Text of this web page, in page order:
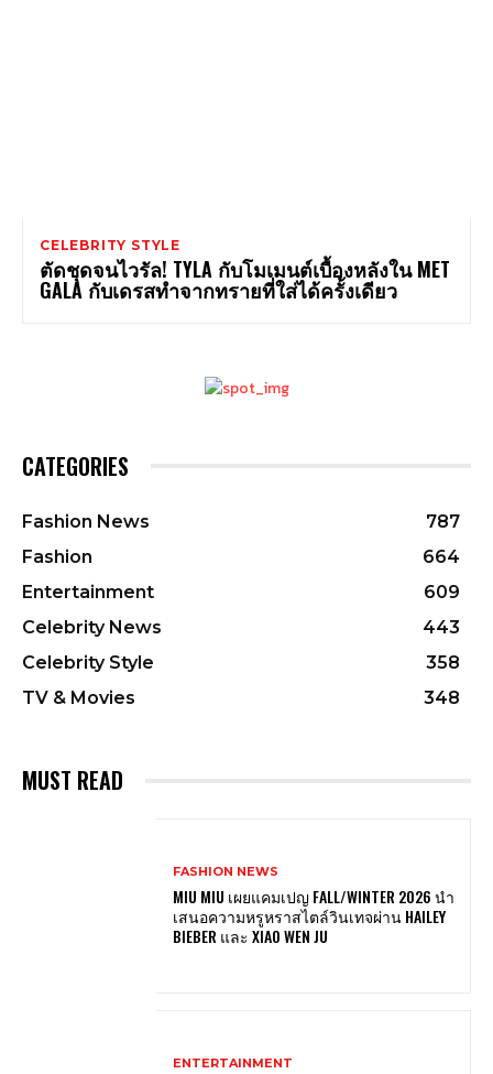
CELEBRITY STYLE
ตัดชุดจนไวรัล! TYLA กับโมเมนต์เบื้องหลังใน MET
GALA กับเดรสทำจากทรายที่ใส่ได้ครั้งเดียว
CATEGORIES
Fashion News
787
Fashion
664
Entertainment
609
Celebrity News
443
Celebrity Style
358
TV & Movies
348
MUST READ
FASHION NEWS
MIU MIU เผยแคมเปญ FALL/WINTER 2026 นำ
เสนอความหรูหราสไตล์วินเทจผ่าน HAILEY
BIEBER และ XIAO WEN JU
ENTERTAINMENT